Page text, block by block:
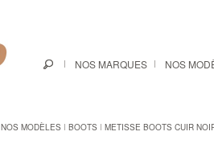
NOS MARQUES NOS
NOS MODÈLES BOOTS METISSE BOOTS CUIR